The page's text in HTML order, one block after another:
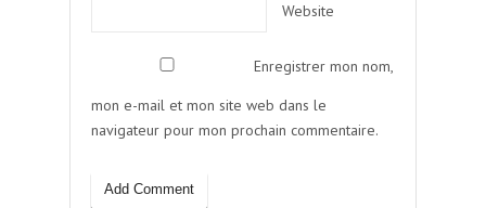
Website
Enregistrer mon nom,
mon e-mail et mon site web dans le
navigateur pour mon prochain commentaire.